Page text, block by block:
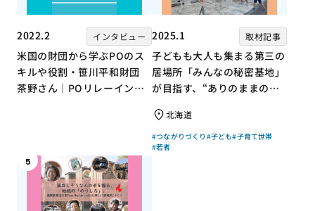
2022.2 インタビュー
米国の財団から学ぶPOのス
キルや役割・笹川平和財団
茶野さん｜POリレーインタ
2025.1 取材記事
子どもも大人も集まる第三の
居場所「みんなの秘密基地」
が目指す、“ありのままの自
ィづくり
北海道
#つながりづくり #子ども#子育て世帯
#若者
5